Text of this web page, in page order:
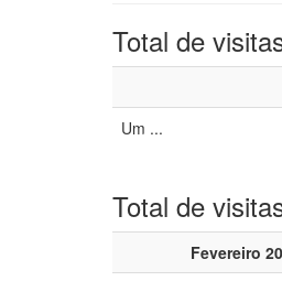
Total de
Um ...
Total de
Fevereiro